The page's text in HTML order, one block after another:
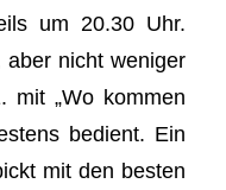
um 20.30 Uhr.
nicht weniger
mit „Wo kommen
bedient. Ein
mit den besten